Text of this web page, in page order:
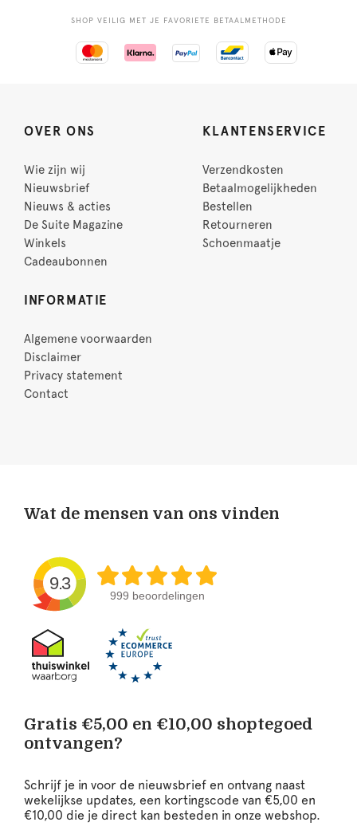
SHOP VEILIG MET JE FAVORIETE BETAALMETHODE
OVER ONS
Wie zijn wij
Nieuwsbrief
Nieuws & acties
De Suite Magazine
Winkels
Cadeaubonnen
KLANTENSERVICE
Verzendkosten
Betaalmogelijkheden
Bestellen
Retourneren
Schoenmaatje
INFORMATIE
Algemene voorwaarden
Disclaimer
Privacy statement
Contact
Wat de mensen van ons vinden
9.3
999 beoordelingen
Gratis €5,00 en €10,00 shoptegoed
ontvangen?
Schrijf je in voor de nieuwsbrief en ontvang naast
wekelijkse updates, een kortingscode van €5,00 en
€10,00 die je direct kan besteden in onze webshop.